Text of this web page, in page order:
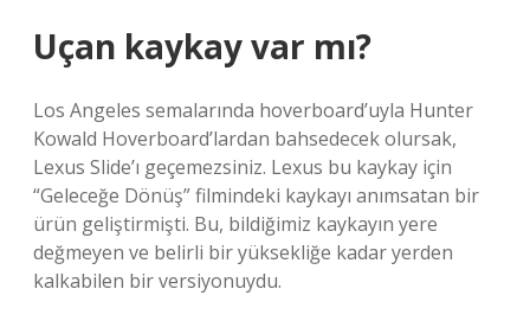
Uçan kaykay var mı?
Los Angeles semalarında hoverboard’uyla Hunter
Kowald Hoverboard’lardan bahsedecek olursak,
Lexus Slide’ı geçemezsiniz. Lexus bu kaykay için
“Geleceğe Dönüş” filmindeki kaykayı anımsatan bir
ürün geliştirmişti. Bu, bildiğimiz kaykayın yere
değmeyen ve belirli bir yüksekliğe kadar yerden
kalkabilen bir versiyonuydu.